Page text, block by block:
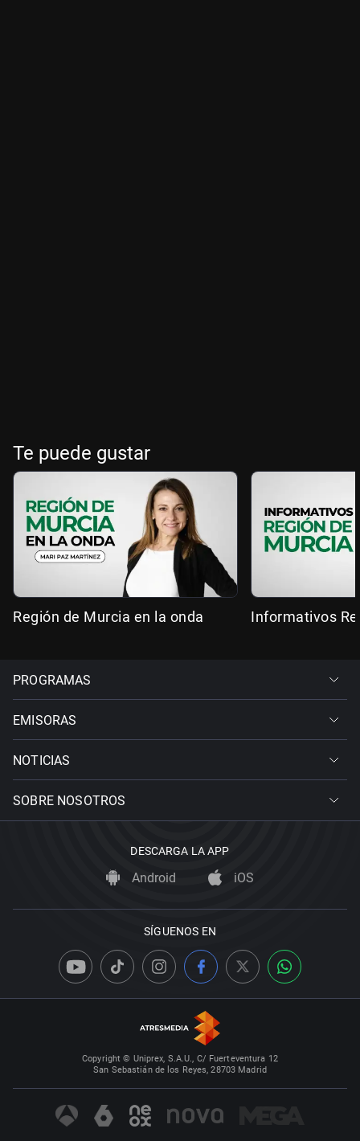
Te puede gustar
Región de Murcia en la onda Informativos
PROGRAMAS
EMISORAS
NOTICIAS
SOBRE NOSOTROS
DESCARGA LA APP
Android iOS
SÍGUENOS EN
Copyright © Uniprex, S.A.U., C/ Fuerteventura 12
San Sebastián de los Reyes, 28703 Madrid